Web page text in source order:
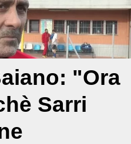
"Ora
Sarri